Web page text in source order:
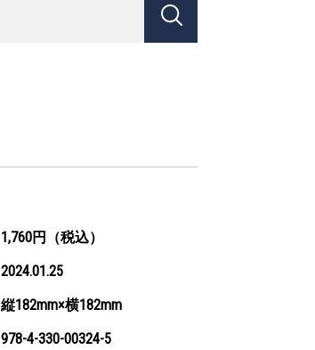
1,760円（税込）
2024.01.25
縦182mm×横182mm
978-4-330-00324-5